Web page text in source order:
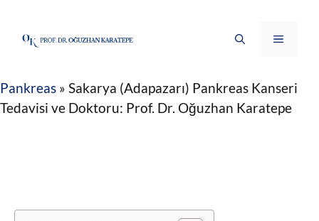
Menü
Pankreas » Sakarya (Adapazarı) Pankreas Kanseri
Tedavisi ve Doktoru: Prof. Dr. Oğuzhan Karatepe